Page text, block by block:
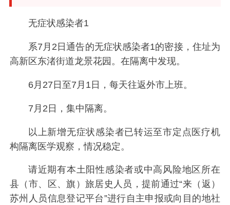
无症状感染者1
系7月2日通告的无症状感染者1的密接，住址为
高新区东渚街道龙景花园。在隔离中发现。
6月27日至7月1日，每天往返外市上班。
7月2日，集中隔离。
以上新增无症状感染者已转运至市定点医疗机
构隔离医学观察，情况稳定。
请近期有本土阳性感染者或中高风险地区所在
县（市、区、旗）旅居史人员，提前通过“来（返）
苏州人员信息登记平台”进行自主申报或向目的地社